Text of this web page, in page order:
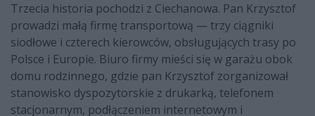
Trzecia historia pochodzi z Ciechanowa. Pan Krzysztof
prowadzi małą firmę transportową — trzy ciągniki
siodłowe i czterech kierowców, obsługujących trasy po
Polsce i Europie. Biuro firmy mieści się w garażu obok
domu rodzinnego, gdzie pan Krzysztof zorganizował
stanowisko dyspozytorskie z drukarką, telefonem
stacjonarnym, podłączeniem internetowym i